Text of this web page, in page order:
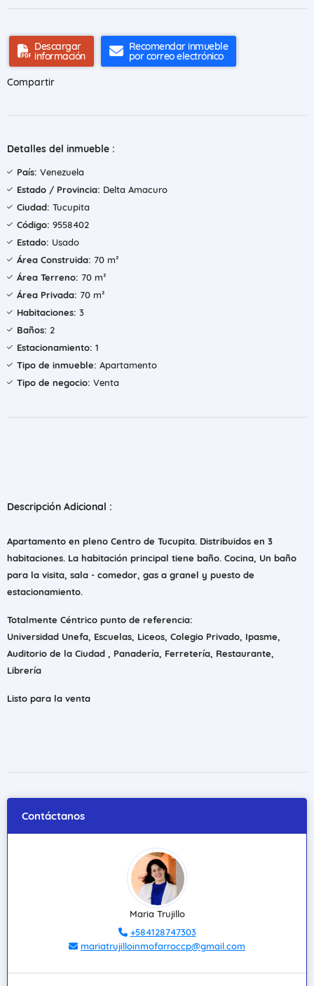
Descargar
información
Recomendar inmueble
por correo electrónico
Compartir
Detalles del inmueble :
País: Venezuela
Estado / Provincia: Delta Amacuro
Ciudad: Tucupita
Código: 9558402
Estado: Usado
Área Construida: 70 m²
Área Terreno: 70 m²
Área Privada: 70 m²
Habitaciones: 3
Baños: 2
Estacionamiento: 1
Tipo de inmueble: Apartamento
Tipo de negocio: Venta
Descripción Adicional :
Apartamento en pleno Centro de Tucupita. Distribuidos en 3
habitaciones. La habitación principal tiene baño. Cocina, Un baño
para la visita, sala - comedor, gas a granel y puesto de
estacionamiento.
Totalmente Céntrico punto de referencia:
Universidad Unefa, Escuelas, Liceos, Colegio Privado, Ipasme,
Auditorio de la Ciudad , Panadería, Ferretería, Restaurante,
Librería
Listo para la venta
Contáctanos
Maria Trujillo
+584128747303
mariatrujilloinmofarroccp@gmail.com